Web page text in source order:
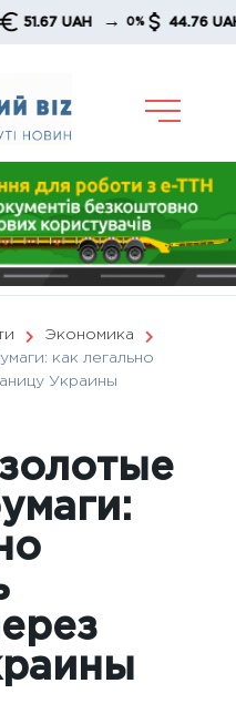
UAH → 0% 44.76 UAH →
Экономика
как легально
Украины